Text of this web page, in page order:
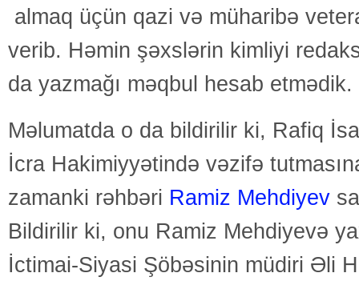
almaq üçün qazi və müharibə
verib. Həmin şəxslərin kimliyi
da yazmağı məqbul hesab etmədik.
Məlumatda o da bildirilir ki, Rafiq
İcra Hakimiyyətində vəzifə
zamanki rəhbəri Ramiz Mehdiyev
Bildirilir ki, onu Ramiz Mehdiyevə
İctimai-Siyasi Şöbəsinin müdiri Əli